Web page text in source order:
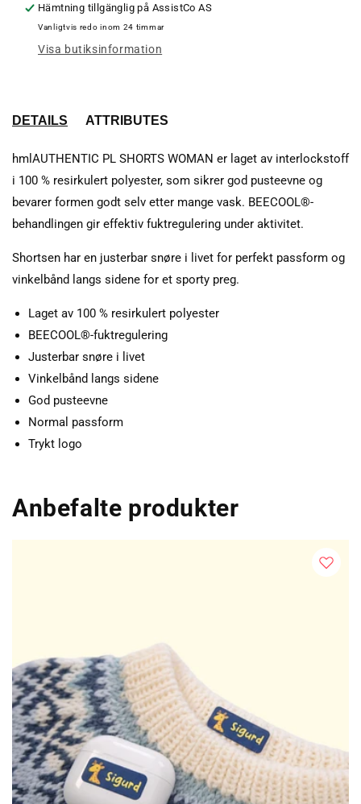
Hämtning tillgänglig på AssistCo AS
Vanligtvis redo inom 24 timmar
Visa butiksinformation
DETAILS ATTRIBUTES
hmlAUTHENTIC PL SHORTS WOMAN er laget av interlockstoff
i 100 % resirkulert polyester, som sikrer god pusteevne og
bevarer formen godt selv etter mange vask. BEECOOL®-
behandlingen gir effektiv fuktregulering under aktivitet.
Shortsen har en justerbar snøre i livet for perfekt passform og
vinkelbånd langs sidene for et sporty preg.
Laget av 100 % resirkulert polyester
BEECOOL®-fuktregulering
Justerbar snøre i livet
Vinkelbånd langs sidene
God pusteevne
Normal passform
Trykt logo
Anbefalte produkter